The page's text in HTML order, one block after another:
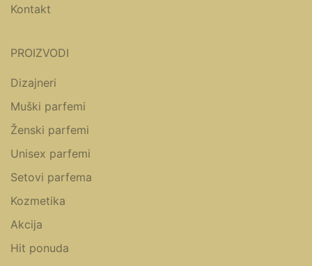
Kontakt
PROIZVODI
Dizajneri
Muški parfemi
Ženski parfemi
Unisex parfemi
Setovi parfema
Kozmetika
Akcija
Hit ponuda